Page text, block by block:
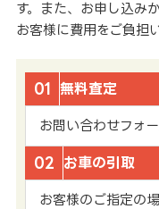
す。また、お申し込み
お客様に費用をご負担
01 無料査定
お問い合わせフォ
02 お車の引取
お客様のご指定の